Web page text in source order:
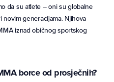
da su atlete – oni su globalne
generacijama. Njihova
iznad običnog sportskog
borce od prosječnih?